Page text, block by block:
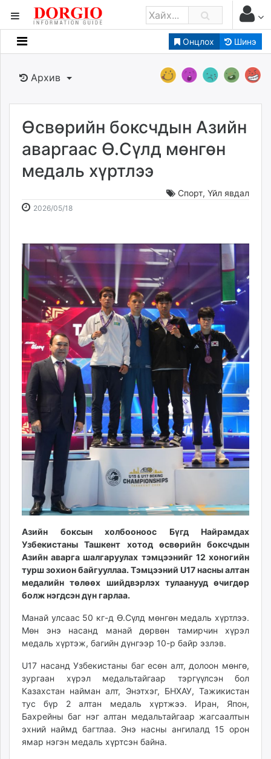
Онцлох Шинэ
Мэдээллийн
Банк санхүү
Бизнес ААН
Төрийн
Нийслэлийн
dorgio.mn
caak.mn
Baabar.mn
tovch.mn
ikon.mn
mnb.mn
Livetv.mn
Eguur.mn
24tsag.mn
shuud.mn
eagle.mn
ergelt.mn
zarig.mn
today.mn
zuv.mn
mminfo.mn
ugluu.mn
urlag.mn
unen.mn
asu.mn
shuurhai.mn
unuudur.mn
isee.mn
mglradio.com
fact.mn
itoim.mn
tumen.mn
shuum.mn
tvmongolia.mn
mass.mn
unegui.mn
assa.mn
toim.mn
tac.mn
Архив
Өсвөрийн боксчдын Азийн
аваргаас Ө.Сүлд мөнгөн
медаль хүртлээ
Спорт, Үйл явдал
2026/05/182026-
14:14:59
2026-
02:36:36
Азийн боксын холбооноос Бүгд Найрамдах
Узбекистаны Ташкент хотод өсвөрийн боксчдын
Азийн аварга шалгаруулах тэмцээнийг 12 хоногийн
турш зохион байгууллаа. Тэмцээний U17 насны алтан
медалийн төлөөх шийдвэрлэх тулаанууд өчигдөр
болж нэгдсэн дүн гарлаа.
Манай улсаас 50 кг-д Ө.Сүлд мөнгөн медаль хүртлээ.
Мөн энэ насанд манай дөрвөн тамирчин хүрэл
медаль хүртэж, багийн дүнгээр 10-р байр эзлэв.
U17 насанд Узбекистаны баг есөн алт, долоон мөнгө,
зургаан хүрэл медальтайгаар тэргүүлсэн бол
Казахстан найман алт, Энэтхэг, БНХАУ, Тажикистан
тус бүр 2 алтан медаль хүртжээ. Иран, Япон,
Бахрейны баг нэг алтан медальтайгаар жагсаалтын
эхний наймд багтлаа. Энэ насны ангилалд 15 орон
ямар нэгэн медаль хүртсэн байна.